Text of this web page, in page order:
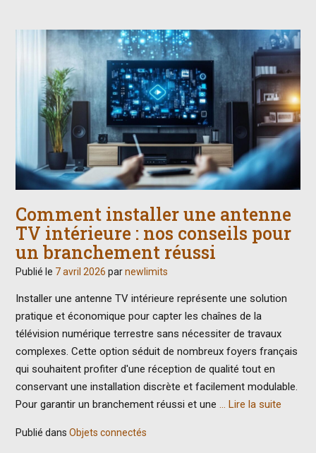
Comment installer une antenne
TV intérieure : nos conseils pour
un branchement réussi
Publié le 7 avril 2026 parnewlimits
Installer une antenne TV intérieure représente une solution
pratique et économique pour capter les chaînes de la
télévision numérique terrestre sans nécessiter de travaux
complexes. Cette option séduit de nombreux foyers français
qui souhaitent profiter d'une réception de qualité tout en
conservant une installation discrète et facilement modulable.
Pour garantir un branchement réussi et une … Lire la suite
Publié dans Objets connectés